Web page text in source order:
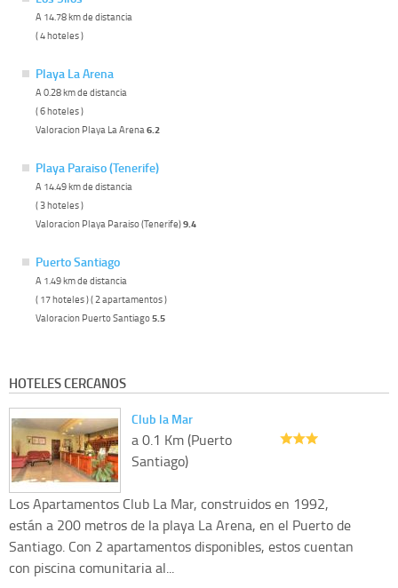
A 14.78 km de distancia
( 4 hoteles )
Playa La Arena
A 0.28 km de distancia
( 6 hoteles )
Valoracion Playa La Arena6.2
Playa Paraiso (Tenerife)
A 14.49 km de distancia
( 3 hoteles )
Valoracion Playa Paraiso (Tenerife)9.4
Puerto Santiago
A 1.49 km de distancia
( 17 hoteles ) ( 2 apartamentos )
Valoracion Puerto Santiago5.5
HOTELES CERCANOS
Club la Mar
a 0.1 Km (Puerto
Santiago)
Los Apartamentos Club La Mar, construidos en 1992,
están a 200 metros de la playa La Arena, en el Puerto de
Santiago. Con 2 apartamentos disponibles, estos cuentan
con piscina comunitaria al...